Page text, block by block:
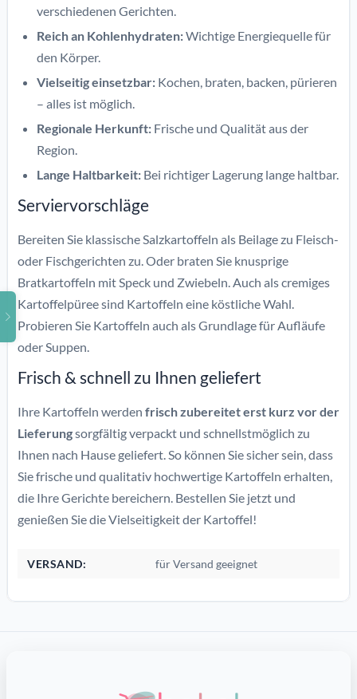
verschiedenen Gerichten.
Reich an Kohlenhydraten:Wichtige Energiequelle für
den Körper.
Vielseitig einsetzbar: Kochen, braten, backen, pürieren
– alles ist möglich.
Regionale Herkunft: Frische und Qualität aus der
Region.
Lange Haltbarkeit: Bei richtiger Lagerung lange haltbar.
Serviervorschläge
Bereiten Sie klassische Salzkartoffeln als Beilage zu Fleisch-
oder Fischgerichten zu. Oder braten Sie knusprige
Bratkartoffeln mit Speck und Zwiebeln. Auch als cremiges
Kartoffelpüree sind Kartoffeln eine köstliche Wahl.
Probieren Sie Kartoffeln auch als Grundlage für Aufläufe
oder Suppen.
Frisch & schnell zu Ihnen geliefert
Ihre Kartoffeln werden frisch zubereitet erst kurz vor der
Lieferungsorgfältig verpackt und schnellstmöglich zu
Ihnen nach Hause geliefert. So können Sie sicher sein, dass
Sie frische und qualitativ hochwertige Kartoffeln erhalten,
die Ihre Gerichte bereichern. Bestellen Sie jetzt und
genießen Sie die Vielseitigkeit der Kartoffel!
VERSAND: für Versand geeignet